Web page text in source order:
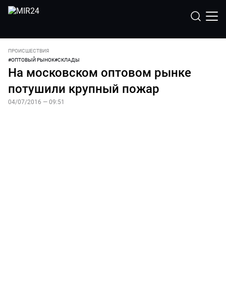
ПРОИСШЕСТВИЯ
#ОПТОВЫЙ РЫНОК#СКЛАДЫ
На московском оптовом рынке
потушили крупный пожар
04/07/2016 — 09:51